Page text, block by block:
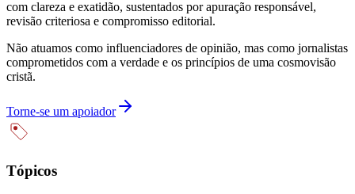
com clareza e exatidão, sustentados por apuração responsável,
revisão criteriosa e compromisso editorial.
Não atuamos como influenciadores de opinião, mas como jornalistas
comprometidos com a verdade e os princípios de uma cosmovisão
cristã.
Torne-se um apoiador
Tópicos